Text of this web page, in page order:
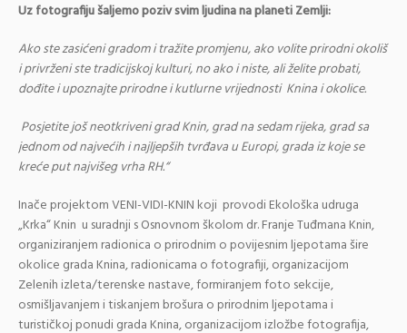
Uz fotografiju šaljemo poziv svim ljudina na planeti Zemlji:
Ako ste zasićeni gradom i tražite promjenu, ako volite prirodni okoliš
i privrženi ste tradicijskoj kulturi, no ako i niste, ali želite probati,
dođite i upoznajte prirodne i kutlurne vrijednosti Knina i okolice.
Posjetite još neotkriveni grad Knin, grad na sedam rijeka, grad sa
jednom od najvećih i najljepših tvrđava u Europi, grada iz koje se
kreće put najvišeg vrha RH.“
Inače projektom VENI-VIDI-KNIN koji provodi Ekološka udruga
„Krka“ Knin u suradnji s Osnovnom školom dr. Franje Tuđmana Knin,
organiziranjem radionica o prirodnim o povijesnim ljepotama šire
okolice grada Knina, radionicama o fotografiji, organizacijom
Zelenih izleta/terenske nastave, formiranjem foto sekcije,
osmišljavanjem i tiskanjem brošura o prirodnim ljepotama i
turističkoj ponudi grada Knina, organizacijom izložbe fotografija,